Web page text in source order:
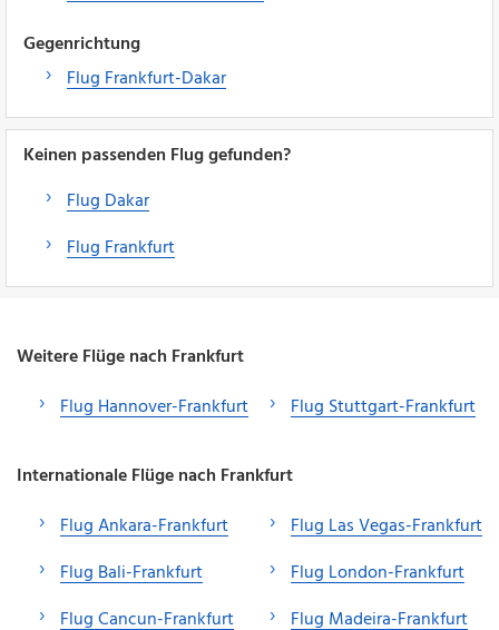
Gegenrichtung
Flug Frankfurt-Dakar
Keinen passenden Flug gefunden?
Flug Dakar
Flug Frankfurt
Weitere Flüge nach Frankfurt
Flug Hannover-Frankfurt
Flug Stuttgart-Frankfurt
Internationale Flüge nach Frankfurt
Flug Ankara-Frankfurt
Flug Bali-Frankfurt
Flug Cancun-Frankfurt
Flug Las Vegas-Frankfurt
Flug London-Frankfurt
Flug Madeira-Frankfurt